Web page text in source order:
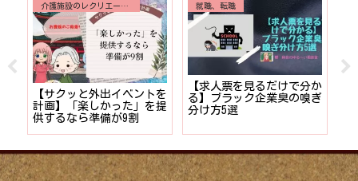
介護施設のレクリエーション
【サクッと外出イベントを
計画】「楽しかった」を提
供するなら準備が9割
就職、転職
【求人票を見るだけで分か
る】ブラック企業臭の嗅ぎ
分け方5選